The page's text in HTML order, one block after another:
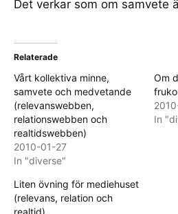
Det verkar som om samvete
Relaterade
Vårt kollektiva minne,
samvete och medvetande
(relevanswebben,
relationswebben och
realtidswebben)
2010-01-27
In "diverse"
Om
In
Liten övning för mediehuset
(relevans, relation och
realtid)